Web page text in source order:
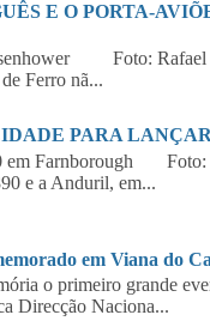
E O PORTA-
Foto: Rafael
Ferro nã...
PARA
em Farnborough Foto:
e a Anduril, em...
em Viana do
o primeiro grande
Direcção Naciona...